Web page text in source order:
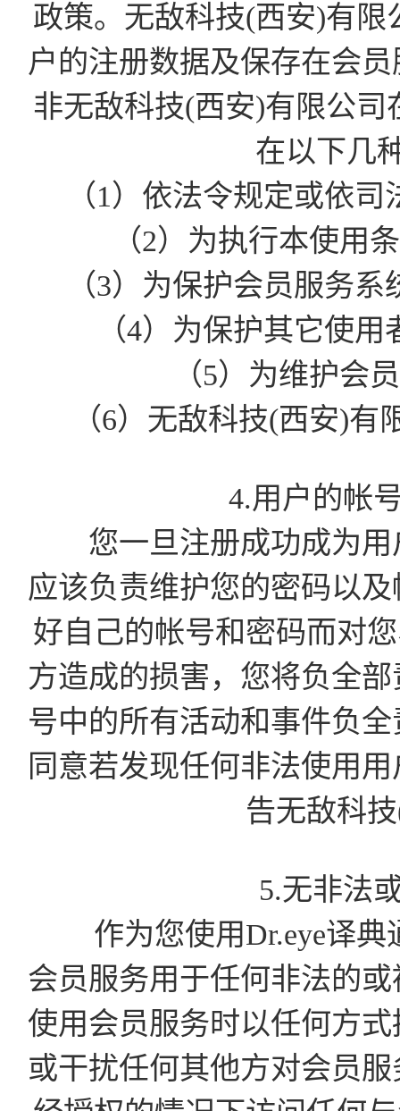
政策。无敌科技(西安)有
户的注册数据及保存在会
非无敌科技(西安)有限公
在以下几
（1）依法令规定或依
（2）为执行本使用
（3）为保护会员服务
（4）为保护其它使
（5）为维护会
（6）无敌科技(西安)
4.用户的帐
您一旦注册成功成为用
应该负责维护您的密码以
好自己的帐号和密码而对
方造成的损害，您将负全
号中的所有活动和事件负
同意若发现任何非法使用
告无敌科
5.无非法
作为您使用Dr.eye译典
会员服务用于任何非法的
使用会员服务时以任何方
或干扰任何其他方对会员